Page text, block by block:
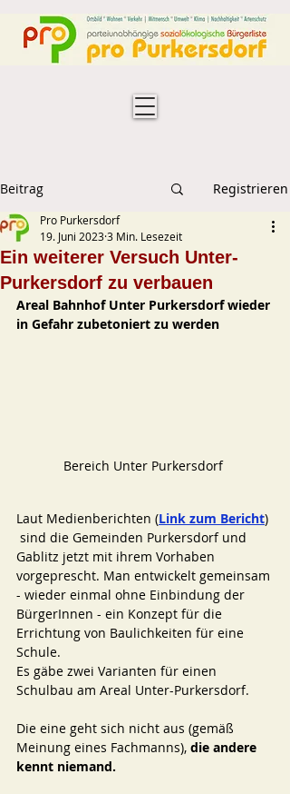
Beitrag Registrieren
Ein weiterer Versuch Unter-
Purkersdorf zu verbauen
Pro Purkersdorf
19. Juni 20233 Min. Lesezeit
Areal Bahnhof Unter Purkersdorf wieder
in Gefahr zubetoniert zu werden
Bereich Unter Purkersdorf
Laut Medienberichten (Link zum Bericht)
sind die Gemeinden Purkersdorf und
Gablitz jetzt mit ihrem Vorhaben
vorgeprescht. Man entwickelt gemeinsam
- wieder einmal ohne Einbindung der
BürgerInnen - ein Konzept für die
Errichtung von Baulichkeiten für eine
Schule.
Es gäbe zwei Varianten für einen
Schulbau am Areal Unter-Purkersdorf.
Die eine geht sich nicht aus (gemäß
Meinung eines Fachmanns), die andere
kennt niemand.